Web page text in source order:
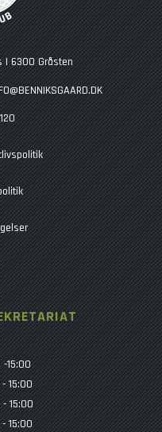
| 6300 Gråsten
-15:00
15:00
15:00
15:00